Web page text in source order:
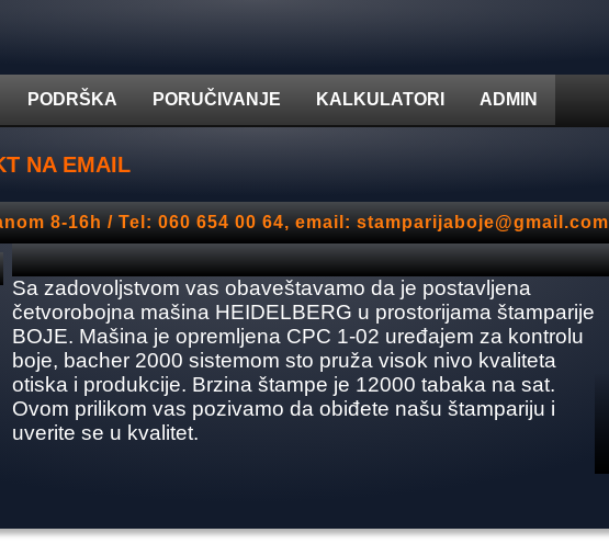
PODRŠKA PORUČIVANJE KALKULATORI ADMIN
NA EMAIL
8-16h / Tel: 060 654 00 64, email: stamparijaboje@gmail.com
Sa zadovoljstvom vas obaveštavamo da je postavljena
četvorobojna mašina HEIDELBERG u prostorijama štamparije
BOJE. Mašina je opremljena CPC 1-02 uređajem za kontrolu
boje, bacher 2000 sistemom sto pruža visok nivo kvaliteta
otiska i produkcije. Brzina štampe je 12000 tabaka na sat.
Ovom prilikom vas pozivamo da obiđete našu štampariju i
uverite se u kvalitet.